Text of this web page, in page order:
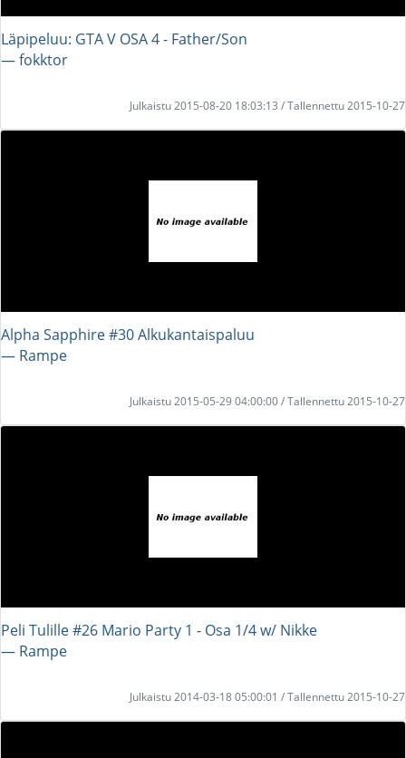
Läpipeluu: GTA V OSA 4 - Father/Son
― fokktor
Julkaistu 2015-08-20 18:03:13 / Tallennettu 2015-10-27
Alpha Sapphire #30 Alkukantaispaluu
― Rampe
Julkaistu 2015-05-29 04:00:00 / Tallennettu 2015-10-27
Peli Tulille #26 Mario Party 1 - Osa 1/4 w/ Nikke
― Rampe
Julkaistu 2014-03-18 05:00:01 / Tallennettu 2015-10-27